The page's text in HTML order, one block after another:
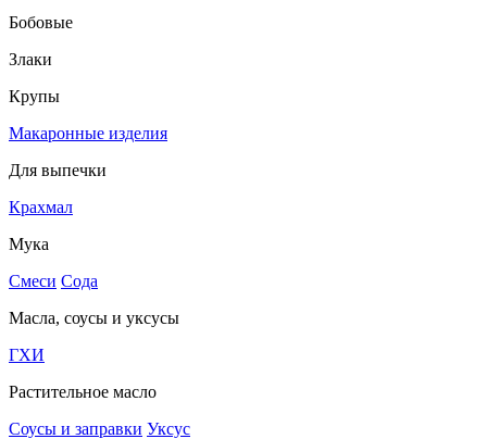
Бобовые
Злаки
Крупы
Макаронные изделия
Для выпечки
Крахмал
Мука
Смеси Сода
Масла, соусы и уксусы
ГХИ
Растительное масло
Соусы и заправки Уксус